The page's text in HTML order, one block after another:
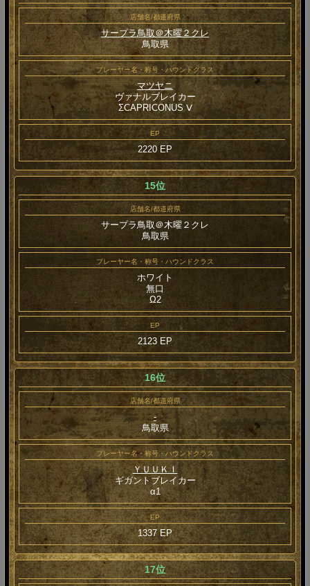
店舗名/都道府県
サープラ鳥取＠木曜２クレ
鳥取県
プレーヤー名・称号・ハウンドクラス
マツヤニ
ヴァナルブレイカー
ΣCAPRICONUS Ⅴ
EP
2220 EP
15位
店舗名/都道府県
サープラ鳥取＠木曜２クレ
鳥取県
プレーヤー名・称号・ハウンドクラス
ホワイト
無口
Ω2
EP
2123 EP
16位
店舗名/都道府県
-
鳥取県
プレーヤー名・称号・ハウンドクラス
ＹＵＵＫＩ
ギガントブレイカー
α1
EP
1337 EP
17位